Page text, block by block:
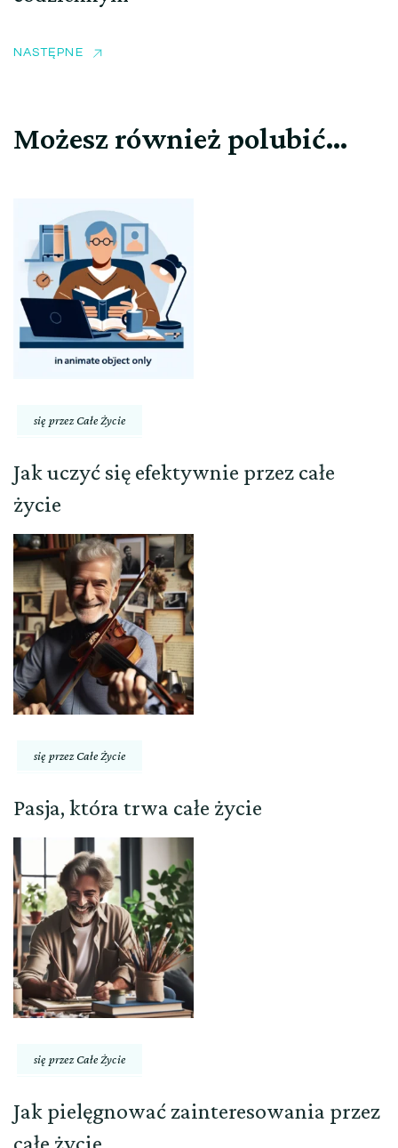
NASTĘPNE
Możesz również polubić…
się przez Całe Życie
Jak uczyć się efektywnie przez całe
życie
się przez Całe Życie
Pasja, która trwa całe życie
się przez Całe Życie
Jak pielęgnować zainteresowania przez